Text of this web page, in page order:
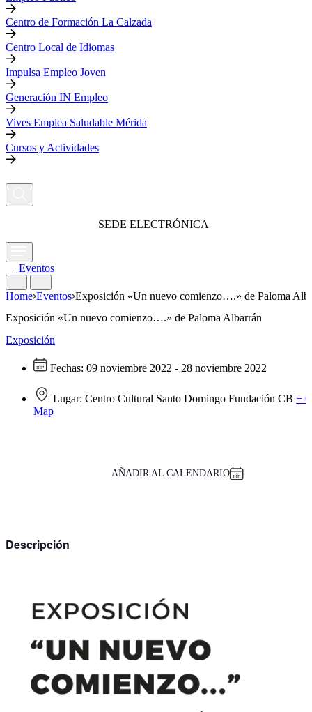
Centro de Formación La Calzada
Centro Local de Idiomas
Impulsa Empleo Joven
Generación IN Empleo
Vives Emplea Saludable Mérida
Cursos y Actividades
SEDE ELECTRÓNICA
Eventos
Home Eventos Exposición «Un nuevo comienzo….» de Paloma
Exposición «Un nuevo comienzo….» de Paloma Albarrán
Exposición
Fechas: 09 noviembre 2022 - 28 noviembre 2022
Lugar: Centro Cultural Santo Domingo Fundación CB +
Map
AÑADIR AL CALENDARIO
Descripción